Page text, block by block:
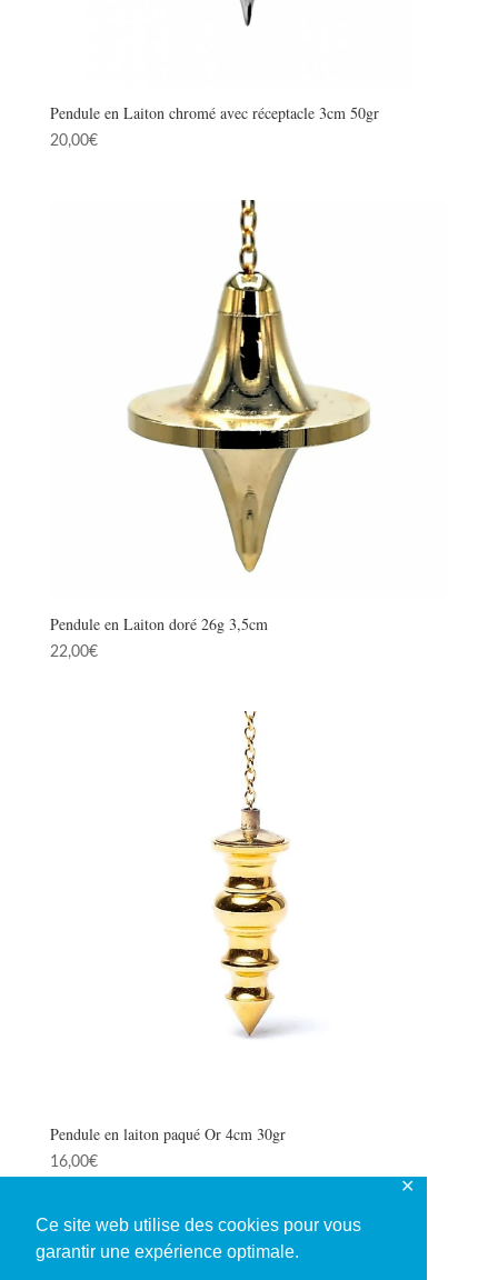
Ce site web utilise des cookies pour vous
garantir une expérience optimale.
✕
Pendule en Laiton chromé avec réceptacle 3cm 50gr
20,00€
Pendule en Laiton doré 26g 3,5cm
22,00€
Pendule en laiton paqué Or 4cm 30gr
16,00€
1 2 3 4 →